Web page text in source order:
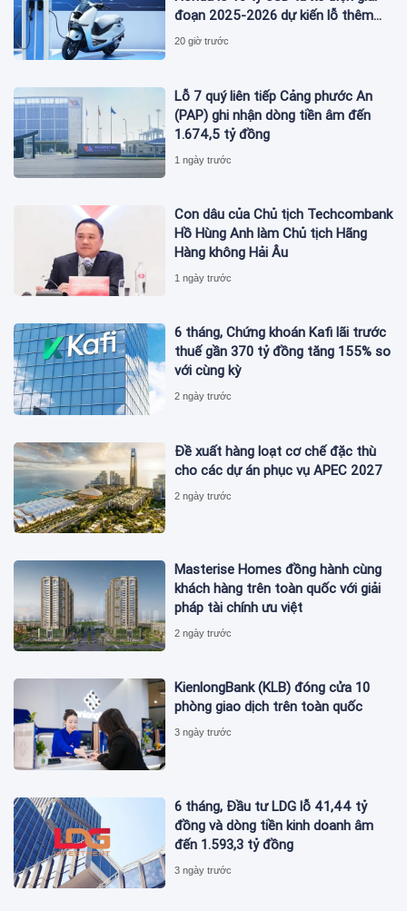
đoạn 2025-2026 dự kiến lỗ thêm
3,3 tỷ USD giai đoạn 2026-2027
20 giờ trước
Lỗ 7 quý liên tiếp Cảng phước An
(PAP) ghi nhận dòng tiền âm đến
1.674,5 tỷ đồng
1 ngày trước
Con dâu của Chủ tịch Techcombank
Hồ Hùng Anh làm Chủ tịch Hãng
Hàng không Hải Âu
1 ngày trước
6 tháng, Chứng khoán Kafi lãi trước
thuế gần 370 tỷ đồng tăng 155% so
với cùng kỳ
2 ngày trước
Đề xuất hàng loạt cơ chế đặc thù
cho các dự án phục vụ APEC 2027
2 ngày trước
Masterise Homes đồng hành cùng
khách hàng trên toàn quốc với giải
pháp tài chính ưu việt
2 ngày trước
KienlongBank (KLB) đóng cửa 10
phòng giao dịch trên toàn quốc
3 ngày trước
6 tháng, Đầu tư LDG lỗ 41,44 tỷ
đồng và dòng tiền kinh doanh âm
đến 1.593,3 tỷ đồng
3 ngày trước